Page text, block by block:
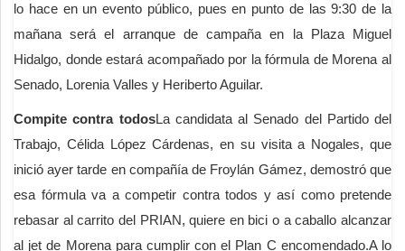
lo hace en un evento público, pues en punto de las 9:30 de la
mañana será el arranque de campaña en la Plaza Miguel
Hidalgo, donde estará acompañado por la fórmula de Morena al
Senado, Lorenia Valles y Heriberto Aguilar.
Compite contra todosLa candidata al Senado del Partido del
Trabajo, Célida López Cárdenas, en su visita a Nogales, que
inició ayer tarde en compañía de Froylán Gámez, demostró que
esa fórmula va a competir contra todos y así como pretende
rebasar al carrito del PRIAN, quiere en bici o a caballo alcanzar
al jet de Morena para cumplir con el Plan C encomendado.A lo